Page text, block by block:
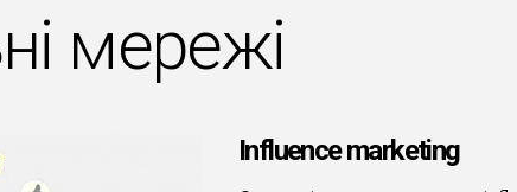
мережі
Influence marketing